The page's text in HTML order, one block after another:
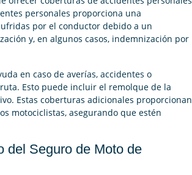
personales proporciona una
por el conductor debido a un
y, en algunos casos, indemnización por
en caso de averías, accidentes o
Esto puede incluir el remolque de la
Estas coberturas adicionales proporcionan
motociclistas, asegurando que estén
del Seguro de Moto de